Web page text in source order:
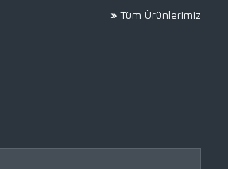
» Tüm Ürünlerimiz